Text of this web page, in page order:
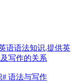
语语法知识,提供英
写作的关系
# 语法与写作